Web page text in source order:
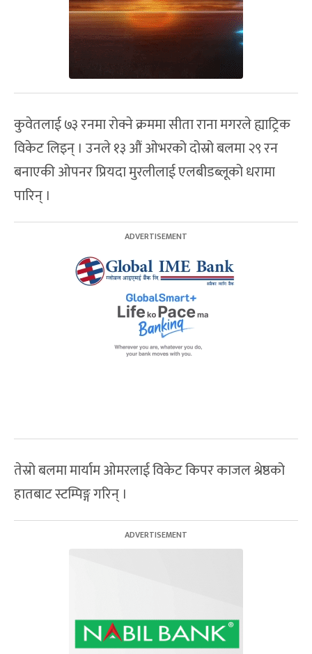
कुवेतलाई ७३ रनमा रोक्ने क्रममा सीता राना मगरले ह्याट्रिक
विकेट लिइन् । उनले १३ ‌औं ओभरको दोस्रो बलमा २९ रन
बनाएकी ओपनर प्रियदा मुरलीलाई एलबीडब्लूको धरामा
पारिन् ।
तेस्रो बलमा मार्याम ओमरलाई विकेट किपर काजल श्रेष्ठको
हातबाट स्टम्पिङ्ग गरिन् ।